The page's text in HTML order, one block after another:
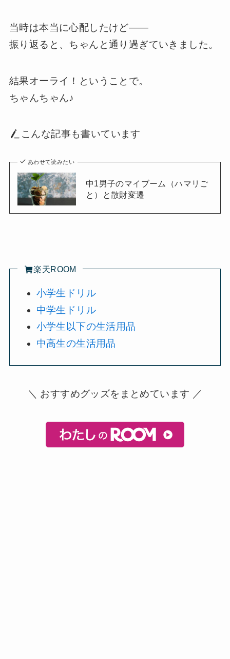
当時は本当に心配したけど――
振り返ると、ちゃんと通り過ぎていきました。
結果オーライ！ということで。
ちゃんちゃん♪
こんな記事も書いています
あわせて読みたい
中1男子のマイブーム（ハマリご
と）と散財変遷
楽天ROOM
小学生ドリル
中学生ドリル
小学生以下の生活用品
中高生の生活用品
＼ おすすめグッズをまとめています ／